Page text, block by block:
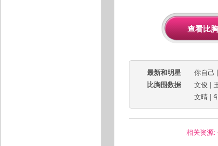
最新和明星
比胸围数据
你自己
文俊 |
文晴 |
相关资源: